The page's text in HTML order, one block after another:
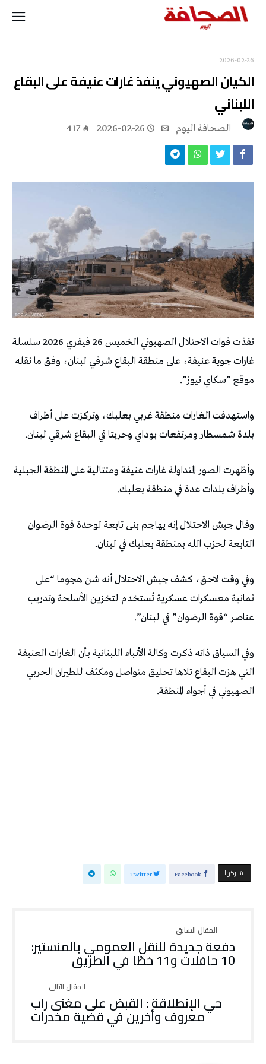
2026-02-26
الكيان الصهيوني ينفذ غارات عنيفة على البقاع
اللبناني
2026-02-26
417
نفذت قوات الاحتلال الصهيوني الخميس 26 فيفري 2026 سلسلة
غارات جوية عنيفة، على منطقة البقاع شرقي لبنان، وفق ما نقله
موقع ”سكاي نيوز”.
واستهدفت الغارات منطقة غربي بعلبك، وتركزت على أطراف
بلدة شمسطار ومرتفعات بوداي وحربتا في البقاع شرقي لبنان.
وأظهرت الصور المتداولة غارات عنيفة ومتتالية على المنطقة الجبلية
وأطراف بلدات عدة في منطقة بعلبك.
وقال جيش الاحتلال إنه يهاجم بنى تابعة لوحدة قوة الرضوان
التابعة لحزب الله بمنطقة بعلبك في لبنان.
وفي وقت لاحق، كشف جيش الاحتلال أنه شن هجوما “على
ثمانية معسكرات عسكرية تُستخدم لتخزين الأسلحة وتدريب
عناصر “قوة الرضوان” في لبنان”.
وفي السياق ذاته ذكرت وكالة الأنباء اللبنانية بأن الغارات العنيفة
التي هزت البقاع تلاها تحليق متواصل ومكثف للطيران الحربي
الصهيوني في أجواء المنطقة.
‫‫ شاركها‬ Facebook
Twitter
دفعة جديدة للنقل العمومي بالمنستير:
10 حافلات و11 خطّا في الطريق
حي الإنطلاقة : القبض على مغنى راب
معروف وأخرين في قضية مخدرات